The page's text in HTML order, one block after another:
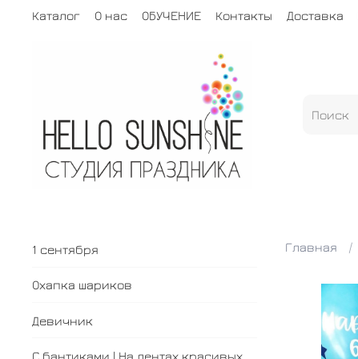
Каталог О нас ОБУЧЕНИЕ Контакты Доставка
Главная
1 сентября
Охапка шариков
Девичник
С бантиками | На лентах красивых